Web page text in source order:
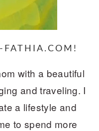
FATHIA.COM!
with a beautiful
and traveling. I
a lifestyle and
to spend more